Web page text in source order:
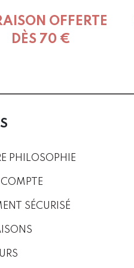
OFFERTE
DÈS 70 €
PHILOSOPHIE
SÉCURISÉ